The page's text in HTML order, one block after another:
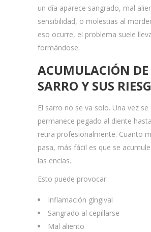
un día aparece sangrado, mal
sensibilidad, o molestias al
eso ocurre, el problema suele
formándose.
ACUMULACIÓN DE
SARRO Y SUS
El sarro no se va solo. Una vez se
permanece pegado al diente
retira profesionalmente. Cuanto
pasa, más fácil es que se
las encías.
Esto puede provocar:
Inflamación gingival
Sangrado al cepillarse
Mal aliento